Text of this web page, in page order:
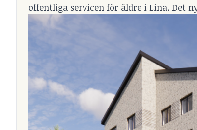
offentliga servicen för äldre i Lina. Det